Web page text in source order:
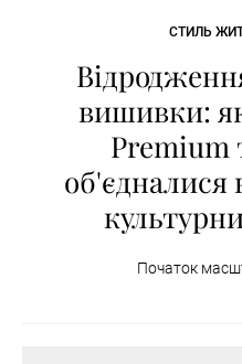
СТИЛЬ
вишивки:
Premium
об'єдналися
Початок